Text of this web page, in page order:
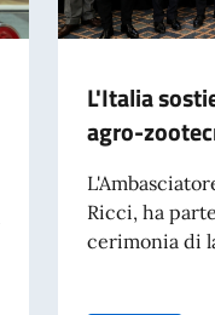
L'Italia
agro-
Ricci, ha
cerimonia di